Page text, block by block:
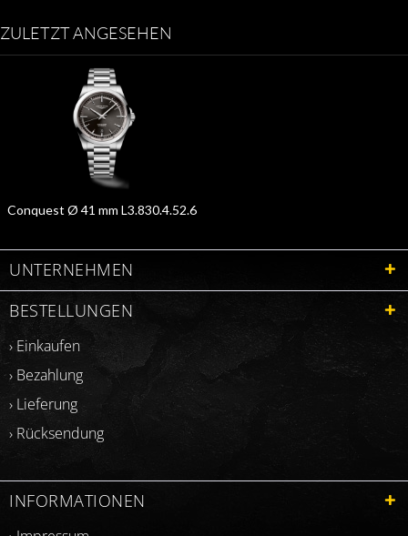
ZULETZT ANGESEHEN
Conquest Ø 41 mm L3.830.4.52.6
UNTERNEHMEN
BESTELLUNGEN
› Einkaufen
› Bezahlung
› Lieferung
› Rücksendung
INFORMATIONEN